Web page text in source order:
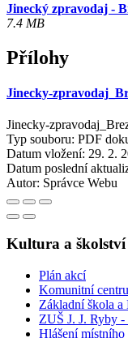
Jinecký zpravodaj -
7.4 MB
Přílohy
Jinecky-
Jinecky-
Typ souboru: PDF
Datum vložení: 29. 2.
Datum poslední
Autor: Správce Webu
Kultura a školství
Plán akcí
Komunitní
Základní škola a
ZUŠ J. J. Ryby -
Hlášení místního